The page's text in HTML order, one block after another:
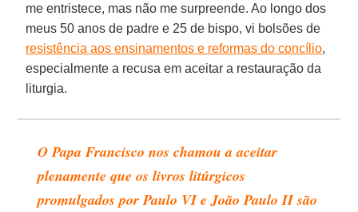
me entristece, mas não me surpreende. Ao longo dos
meus 50 anos de padre e 25 de bispo, vi bolsões de
resistência aos ensinamentos e reformas do concílio,
especialmente a recusa em aceitar a restauração da
liturgia.
O Papa Francisco nos chamou a aceitar
plenamente que os livros litúrgicos
promulgados por Paulo VI e João Paulo II são